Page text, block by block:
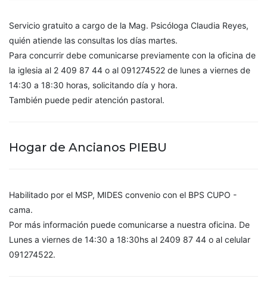
Servicio gratuito a cargo de la Mag. Psicóloga Claudia Reyes,
quién atiende las consultas los días martes.
Para concurrir debe comunicarse previamente con la oficina de
la iglesia al 2 409 87 44 o al 091274522 de lunes a viernes de
14:30 a 18:30 horas, solicitando día y hora.
También puede pedir atención pastoral.
Hogar de Ancianos PIEBU
Habilitado por el MSP, MIDES convenio con el BPS CUPO -
cama.
Por más información puede comunicarse a nuestra oficina. De
Lunes a viernes de 14:30 a 18:30hs al 2409 87 44 o al celular
091274522.